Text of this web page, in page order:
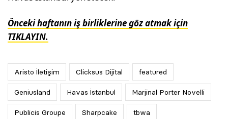
Önceki haftanın iş birliklerine göz atmak için
TIKLAYIN.
Aristo İletişim Clicksus Dijital featured
Geniusland Havas İstanbul Marjinal Porter Novelli
Publicis Groupe Sharpcake tbwa